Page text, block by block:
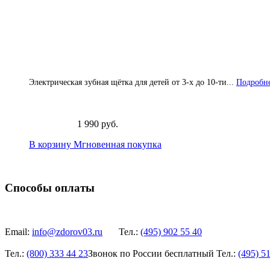
Электрическая зубная щётка для детей от 3-х до 10-ти...
1 990 руб.
В корзину Мгновенная покупка
Способы оплаты
Email: info@zdorov03.ru Тел.: (495) 902 55 40
Тел.: (800) 333 44 23Звонок по России бесплатный Тел.: (495)